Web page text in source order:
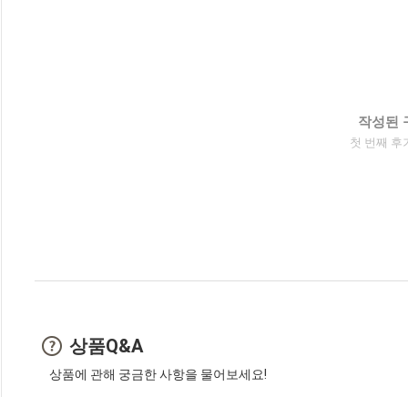
작성된
첫 번째 후
상품Q&A
상품에 관해 궁금한 사항을 물어보세요!